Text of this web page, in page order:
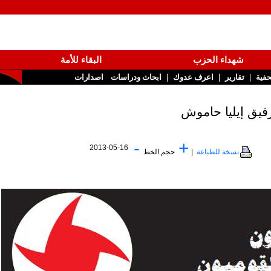
شهداء الحزب
البقاء للأمة
تقارير |اعرف عدوك|ابحاث ودراسات اصدارات
نسخة للطباعة |
+حجم الخط-
2013-05-16